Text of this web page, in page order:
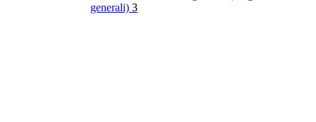
generali) 3